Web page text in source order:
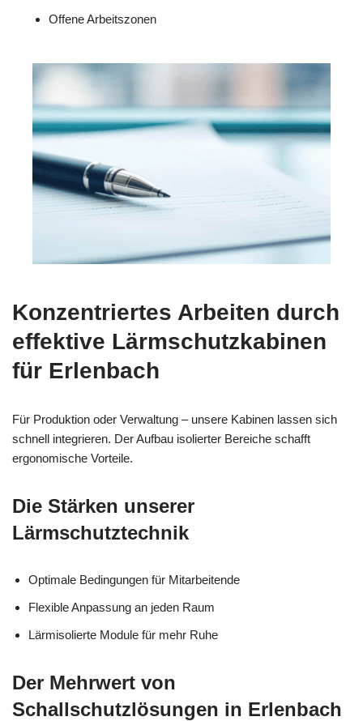
Offene Arbeitszonen
Konzentriertes Arbeiten durch
effektive Lärmschutzkabinen
für Erlenbach
Für Produktion oder Verwaltung – unsere Kabinen lassen sich
schnell integrieren. Der Aufbau isolierter Bereiche schafft
ergonomische Vorteile.
Die Stärken unserer
Lärmschutztechnik
Optimale Bedingungen für Mitarbeitende
Flexible Anpassung an jeden Raum
Lärmisolierte Module für mehr Ruhe
Der Mehrwert von
Schallschutzlösungen in Erlenbach